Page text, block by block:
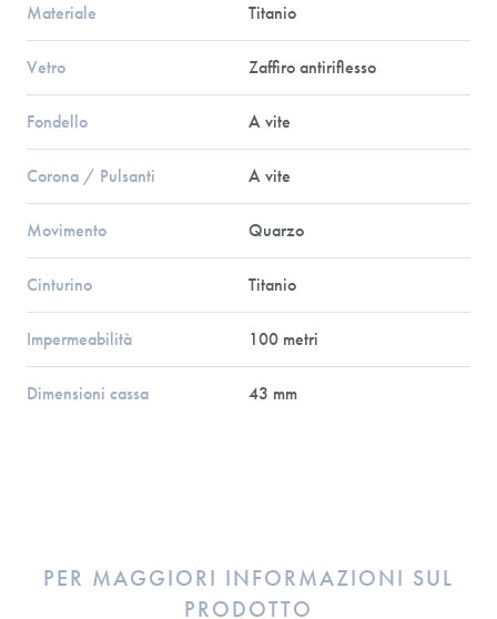
Materiale Titanio
Vetro Zaffiro antiriflesso
Fondello A vite
Corona / Pulsanti A vite
Movimento Quarzo
Cinturino Titanio
Impermeabilità 100 metri
Dimensioni cassa 43 mm
PER MAGGIORI INFORMAZIONI SUL
PRODOTTO